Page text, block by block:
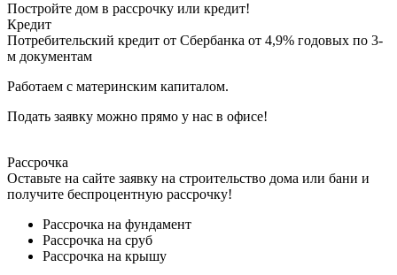
Постройте дом в рассрочку или кредит!
Кредит
Потребительский кредит от Сбербанка от 4,9% годовых по 3-
м документам
Работаем с материнским капиталом.
Подать заявку можно прямо у нас в офисе!
Рассрочка
Оставьте на сайте заявку на строительство дома или бани и
получите беспроцентную рассрочку!
Рассрочка на фундамент
Рассрочка на сруб
Рассрочка на крышу